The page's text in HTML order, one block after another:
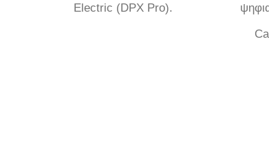
Electric (DPX Pro).